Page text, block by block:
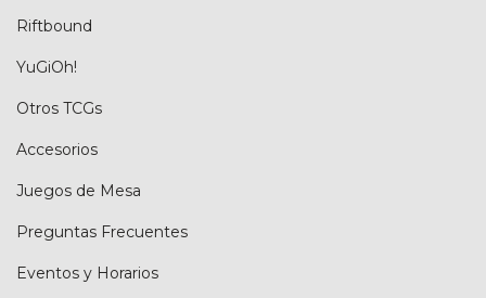
Riftbound
YuGiOh!
Otros TCGs
Accesorios
Juegos de Mesa
Preguntas Frecuentes
Eventos y Horarios